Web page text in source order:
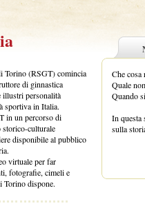
Torino (RSGT) comincia
di ginnastica
illustri personalità
sportiva in Italia.
in un percorso di
storico-culturale
disponibile al pubblico
virtuale per far
fotografie, cimeli e
Torino dispone.
Che cosa
Quale
Quando
In questa
sulla